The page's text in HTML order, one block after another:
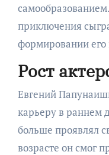
приключения
формировании его
Рост
Евгений
карьеру в раннем
больше проявлял
возрасте он смог